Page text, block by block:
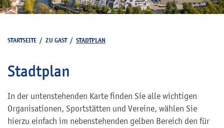
STARTSEITE / ZU GAST/ STADTPLAN
Stadtplan
In der untenstehenden Karte finden Sie alle wichtigen
Organisationen, Sportstätten und Vereine, wählen Sie
hierzu einfach im nebenstehenden gelben Bereich den für